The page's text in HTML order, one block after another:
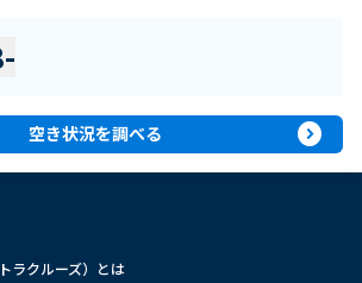
-
空き状況を調べる expand_circle_right
ラクルーズ）とは